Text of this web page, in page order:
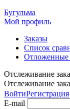
Бугульма
Мой профиль
Заказы
Список
Отложенные
Отслеживание
Отслеживание
ВойтиРегистрация
E-mail